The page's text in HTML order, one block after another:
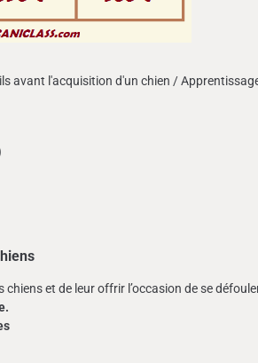
avant l'acquisition d'un chien /
et de leur offrir l’occasion de se